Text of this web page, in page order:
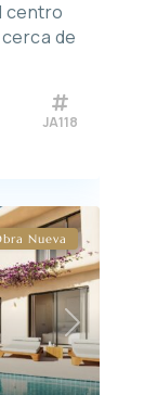
centro
de
JA118
Next
Nueva